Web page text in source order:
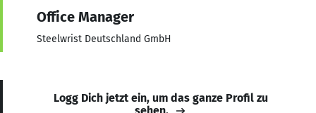
Office Manager
Steelwrist Deutschland GmbH
Logg Dich jetzt ein, um das ganze Profil zu